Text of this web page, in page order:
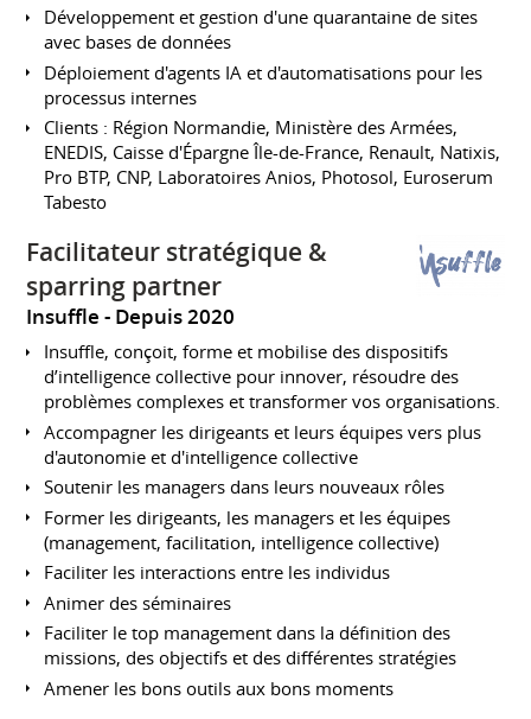
Développement et gestion d'une quarantaine de sites
avec bases de données
Déploiement d'agents IA et d'automatisations pour les
processus internes
Clients : Région Normandie, Ministère des Armées,
ENEDIS, Caisse d'Épargne Île-de-France, Renault, Natixis,
Pro BTP, CNP, Laboratoires Anios, Photosol, Euroserum
Tabesto
Facilitateur stratégique &
sparring partner
Insuffle Depuis 2020
Insuffle, conçoit, forme et mobilise des dispositifs
d’intelligence collective pour innover, résoudre des
problèmes complexes et transformer vos organisations.
Accompagner les dirigeants et leurs équipes vers plus
d'autonomie et d'intelligence collective
Soutenir les managers dans leurs nouveaux rôles
Former les dirigeants, les managers et les équipes
(management, facilitation, intelligence collective)
Faciliter les interactions entre les individus
Animer des séminaires
Faciliter le top management dans la définition des
missions, des objectifs et des différentes stratégies
Amener les bons outils aux bons moments